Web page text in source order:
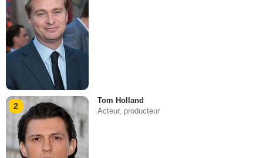
2
Tom Holland
Acteur, producteur